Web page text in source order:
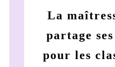
La
partage
pour les